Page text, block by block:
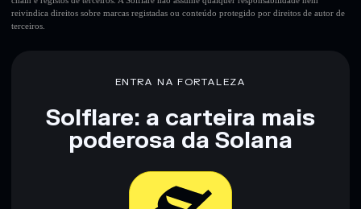
Aviso legal: Esta informação é apenas para fins educativos e
reivindica direitos sobre marcas registadas ou conteúdo protegido por direitos de autor de
terceiros.
ENTRA NA FORTALEZA
Solflare: a carteira mais
poderosa da Solana